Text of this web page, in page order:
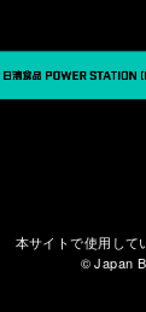
本サイトで使用して
© Japan